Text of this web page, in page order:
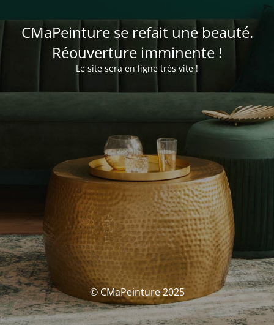
CMaPeinture se refait une beauté.
Réouverture imminente !
Le site sera en ligne très vite !
© CMaPeinture 2025